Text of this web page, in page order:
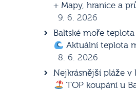
+ Mapy, hranice a
9. 6. 2026
Baltské moře
Aktuální teplota
8. 6. 2026
Nejkrásnější pláže v
TOP koupání u